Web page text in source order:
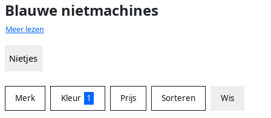
Blauwe nietmachines
Meer lezen
Nietjes
Merk Kleur 1 Prijs Sorteren Wis